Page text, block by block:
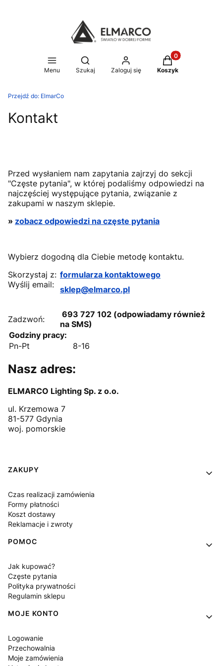
Menu
Otwórz wyszukiwarkę
Szukaj Zaloguj się
Produkty w
Koszyk
Przejdź do: ElmarCo
Kontakt
Przed wysłaniem nam zapytania zajrzyj do sekcji
"Częste pytania", w której podaliśmy odpowiedzi na
najczęściej występujące pytania, związanie z
zakupami w naszym sklepie.
» zobacz odpowiedzi na częste pytania
Wybierz dogodną dla Ciebie metodę kontaktu.
Skorzystaj z: formularza kontaktowego
Wyślij email: sklep@elmarco.pl
Zadzwoń:
693 727 102 (odpowiadamy również
na SMS)
Godziny pracy:
Pn-Pt
8-16
Nasz adres:
ELMARCO Lighting Sp. z o.o.
ul. Krzemowa 7
81-577 Gdynia
woj. pomorskie
Linki w stopce
ZAKUPY
Czas realizacji zamówienia
Formy płatności
Koszt dostawy
Reklamacje i zwroty
POMOC
Jak kupować?
Częste pytania
Polityka prywatności
Regulamin sklepu
MOJE KONTO
Logowanie
Przechowalnia
Moje zamówienia